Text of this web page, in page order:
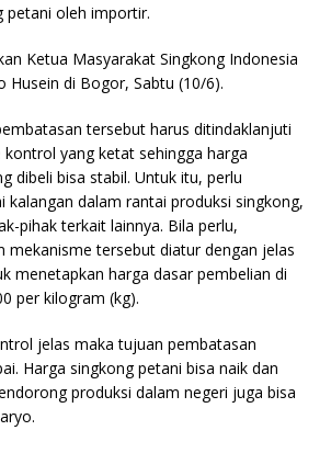
petani oleh importir.
Ketua Masyarakat Singkong Indonesia
Husein di Bogor, Sabtu (10/6).
tersebut harus ditindaklanjuti
yang ketat sehingga harga
dibeli bisa stabil. Untuk itu, perlu
kalangan dalam rantai produksi singkong,
pihak terkait lainnya. Bila perlu,
mekanisme tersebut diatur dengan jelas
menetapkan harga dasar pembelian di
per kilogram (kg).
jelas maka tujuan pembatasan
Harga singkong petani bisa naik dan
produksi dalam negeri juga bisa